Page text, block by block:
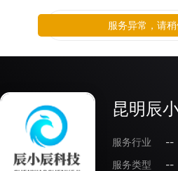
昆明辰
服务行业
--
服务类型
--
服务异常，请